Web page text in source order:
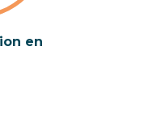
en